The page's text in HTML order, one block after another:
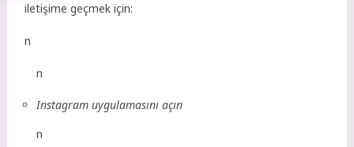
iletişime geçmek için:
n
n
Instagram uygulamasını açın
n